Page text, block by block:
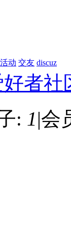
活动 交友 discuz
者社
: 1|会